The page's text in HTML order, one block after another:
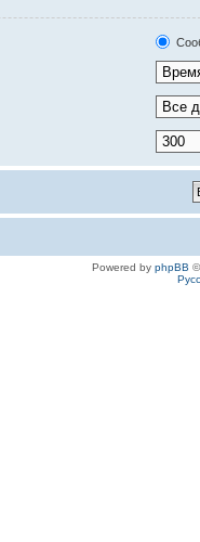
Powered by phpBB